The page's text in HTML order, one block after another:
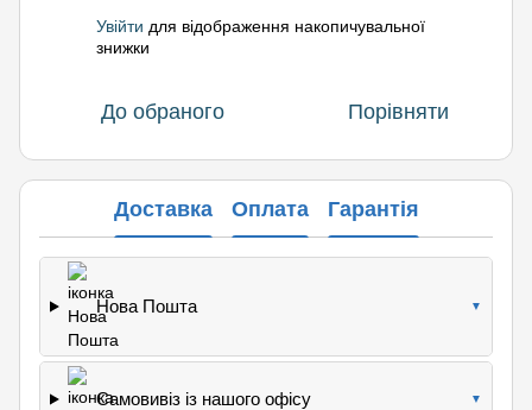
Увійти для відображення накопичувальної
знижки
До обраного Порівняти
Доставка Оплата Гарантія
Нова Пошта ▼
Самовивіз із нашого офісу ▼